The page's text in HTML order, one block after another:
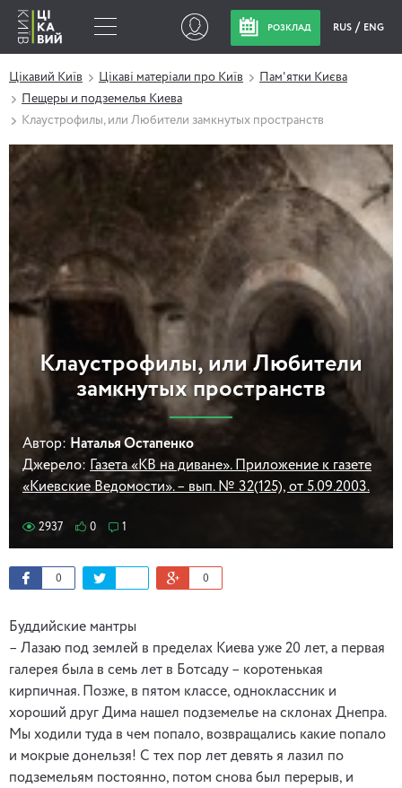
РОЗКЛАД RUS ENG
Цікавий Київ Цікаві матеріали про Київ
Пам'ятки Києва
Пещеры и подземелья Киева
Клаустрофилы, или Любители замкнутых пространств
Клаустрофилы, или Любители
замкнутых пространств
Автор: Наталья Остапенко
Джерело:
Газета «КВ на диване». Приложение к газете
«Киевские Ведомости». – вып. № 32(125), от 5.09.2003.
2937 0 1
0 0
Буддийские мантры
– Лазаю под землей в пределах Киева уже 20 лет, а первая
галерея была в семь лет в Ботсаду – коротенькая
кирпичная. Позже, в пятом классе, одноклассник и
хороший друг Дима нашел подземелье на склонах Днепра.
Мы ходили туда в чем попало, возвращались какие попало
и мокрые донельзя! С тех пор лет девять я лазил по
подземельям постоянно, потом снова был перерыв, и